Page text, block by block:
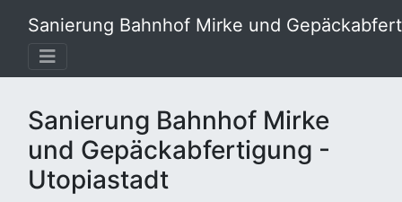
Sanierung Bahnhof Mirke und
Sanierung Bahnhof Mirke
und Gepäckabfertigung -
Utopiastadt